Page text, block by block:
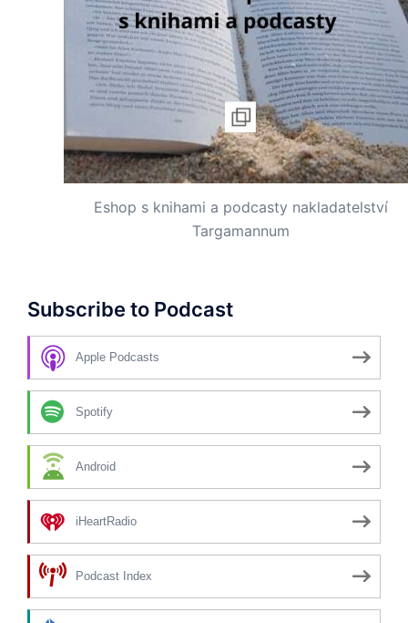
Eshop s knihami a podcasty nakladatelství
Targamannum
Subscribe to Podcast
Apple Podcasts
Spotify
Android
iHeartRadio
Podcast Index